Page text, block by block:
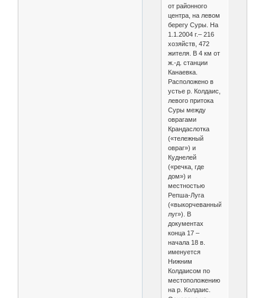
от районного
центра, на левом
берегу Суры. На
1.1.2004 г.– 216
хозяйств, 472
жителя. В 4 км от
ж.-д. станции
Канаевка.
Расположено в
устье р. Колдаис,
левого притока
Суры между
оврагами
Крандаслотка
(«тележный
овраг») и
Куднелей
(«речка, где
дом») и
местностью
Репша-Луга
(«выкорчеванный
луг»). В
документах
конца 17 –
начала 18 в.
именуется
Нижним
Колдаисом по
местоположению
на р. Колдаис.